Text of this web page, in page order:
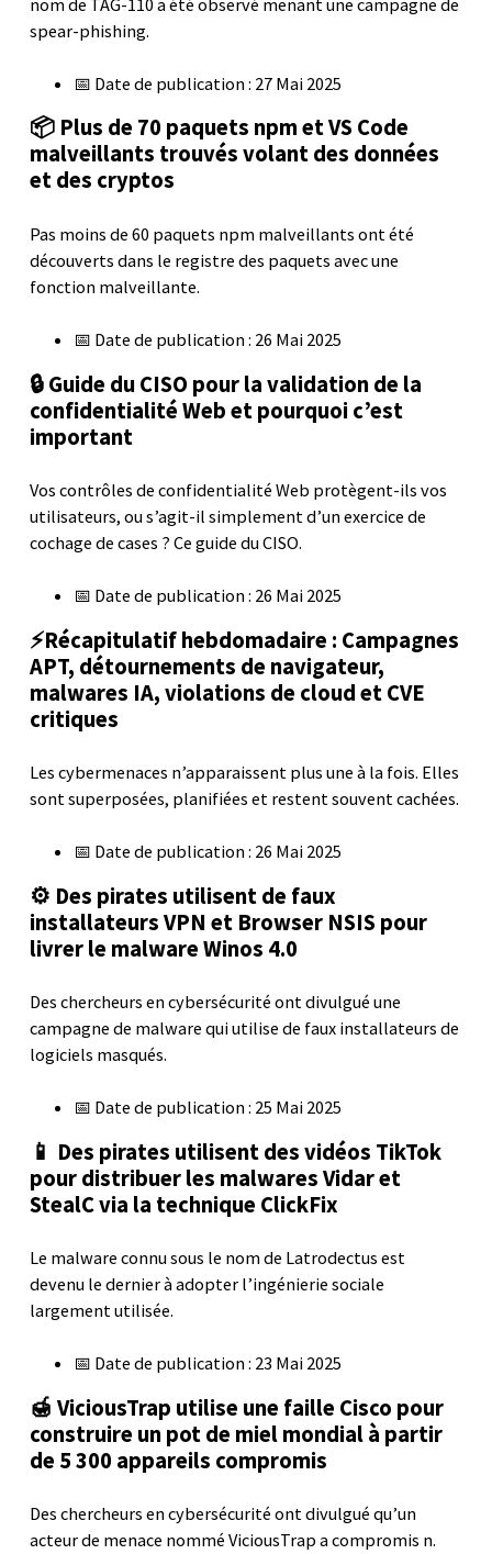
spear-phishing.
📅 Date de publication : 27 Mai 2025
📦 Plus de 70 paquets npm et VS Code
malveillants trouvés volant des données
et des cryptos
Pas moins de 60 paquets npm malveillants ont été
découverts dans le registre des paquets avec une
fonction malveillante.
📅 Date de publication : 26 Mai 2025
🔒 Guide du CISO pour la validation de la
confidentialité Web et pourquoi c’est
important
Vos contrôles de confidentialité Web protègent-ils vos
utilisateurs, ou s’agit-il simplement d’un exercice de
cochage de cases ? Ce guide du CISO.
📅 Date de publication : 26 Mai 2025
⚡Récapitulatif hebdomadaire : Campagnes
APT, détournements de navigateur,
malwares IA, violations de cloud et CVE
critiques
Les cybermenaces n’apparaissent plus une à la fois. Elles
sont superposées, planifiées et restent souvent cachées.
📅 Date de publication : 26 Mai 2025
⚙️ Des pirates utilisent de faux
installateurs VPN et Browser NSIS pour
livrer le malware Winos 4.0
Des chercheurs en cybersécurité ont divulgué une
campagne de malware qui utilise de faux installateurs de
logiciels masqués.
📅 Date de publication : 25 Mai 2025
📱 Des pirates utilisent des vidéos TikTok
pour distribuer les malwares Vidar et
StealC via la technique ClickFix
Le malware connu sous le nom de Latrodectus est
devenu le dernier à adopter l’ingénierie sociale
largement utilisée.
📅 Date de publication : 23 Mai 2025
🍯 ViciousTrap utilise une faille Cisco pour
construire un pot de miel mondial à partir
de 5 300 appareils compromis
Des chercheurs en cybersécurité ont divulgué qu’un
acteur de menace nommé ViciousTrap a compromis n.